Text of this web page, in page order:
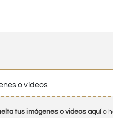
o vídeos
tus imágenes o videos aquío